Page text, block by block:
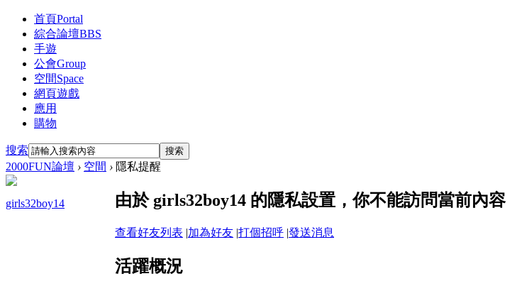
首頁Portal
綜合論壇BBS
手遊
公會Group
空間Space
網頁遊戲
應用
購物
搜索 搜索
2000FUN論壇 › 空間 › 隱私提醒
girls32boy14 由於 girls32boy14 的隱私設置，你不能訪問當前內容
查看好友列表 |加為好友 |打個招呼 |發送消息
活躍概況